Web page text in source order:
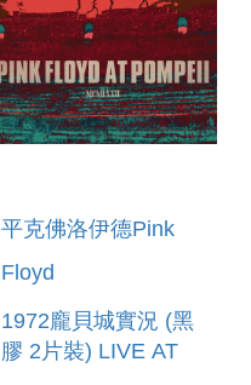
平克佛洛伊德Pink
Floyd
1972龐貝城實況 (黑
膠 2片裝) LIVE AT